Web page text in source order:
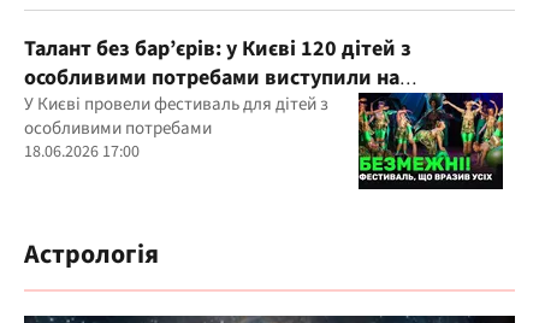
Талант без бар’єрів: у Києві 120 дітей з
особливими потребами виступили на
всеукраїнському фестивалі
У Києві провели фестиваль для дітей з
особливими потребами
18.06.2026 17:00
Астрологія